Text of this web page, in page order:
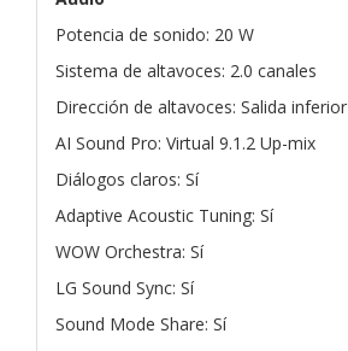
Potencia de sonido: 20 W
Sistema de altavoces: 2.0 canales
Dirección de altavoces: Salida inferior
AI Sound Pro: Virtual 9.1.2 Up-mix
Diálogos claros: Sí
Adaptive Acoustic Tuning: Sí
WOW Orchestra: Sí
LG Sound Sync: Sí
Sound Mode Share: Sí